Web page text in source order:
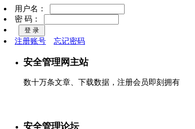
用户名：
密 码：
注册账号 忘记密码
安全管理网主站
数十万条文章、下载数据，注册会员即刻拥有
安全管理论坛